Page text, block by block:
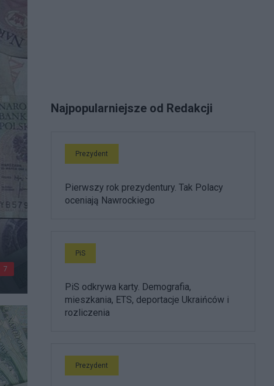
7
Najpopularniejsze od Redakcji
Prezydent
Pierwszy rok prezydentury. Tak Polacy
oceniają Nawrockiego
PiS
PiS odkrywa karty. Demografia,
mieszkania, ETS, deportacje Ukraińców i
rozliczenia
Prezydent